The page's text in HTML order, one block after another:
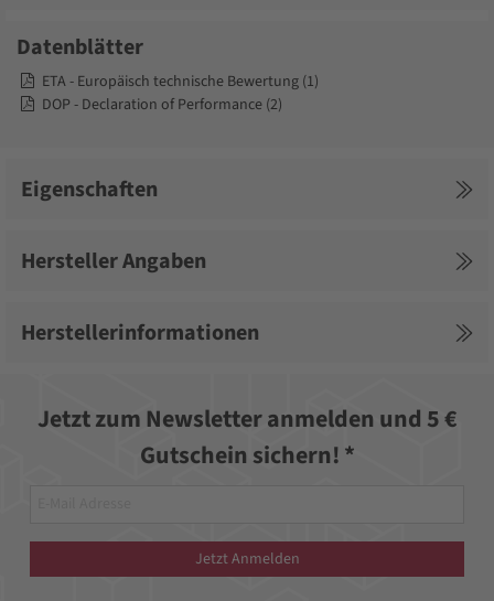
Datenblätter
ETA - Europäisch technische Bewertung (1)
DOP - Declaration of Performance (2)
Eigenschaften
Hersteller Angaben
Herstellerinformationen
Jetzt zum Newsletter anmelden und 5 €
Gutschein sichern! *
Jetzt Anmelden